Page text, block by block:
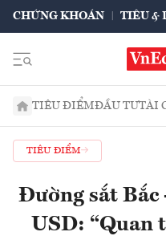
CHỨNG KHOÁN TIÊU &
TIÊU ĐIỂMĐẦU TƯTÀI
TIÊU ĐIỂM
Đường sắt Bắc
USD: “Quan